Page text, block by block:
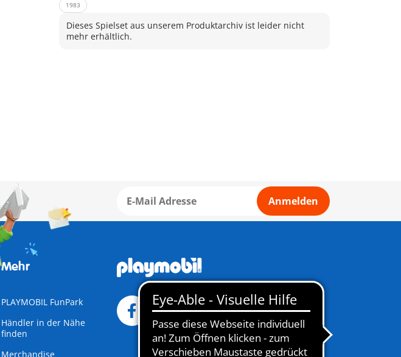
1983
Dieses Spielset aus unserem Produktarchiv ist leider nicht
mehr erhältlich.
Anmelden
Mehr
PLAYMOBIL FunPark
Händler in der Nähe
finden
Merchandise